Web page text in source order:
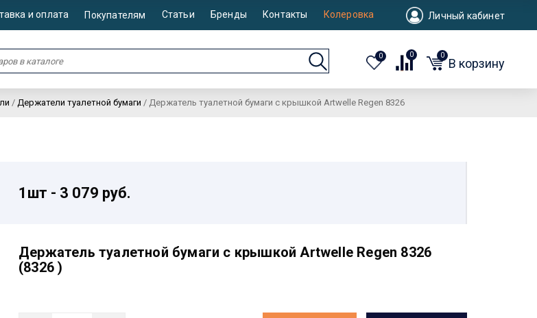
и оплата Покупателям Статьи Бренды Контакты Колеровка Личный кабинет
0 0 0
В корзину
/ Держатели туалетной бумаги / Держатель туалетной бумаги с крышкой Artwelle Regen 8326
1шт - 3 079 руб.
Держатель туалетной бумаги с крышкой Artwelle Regen 8326
(8326 )